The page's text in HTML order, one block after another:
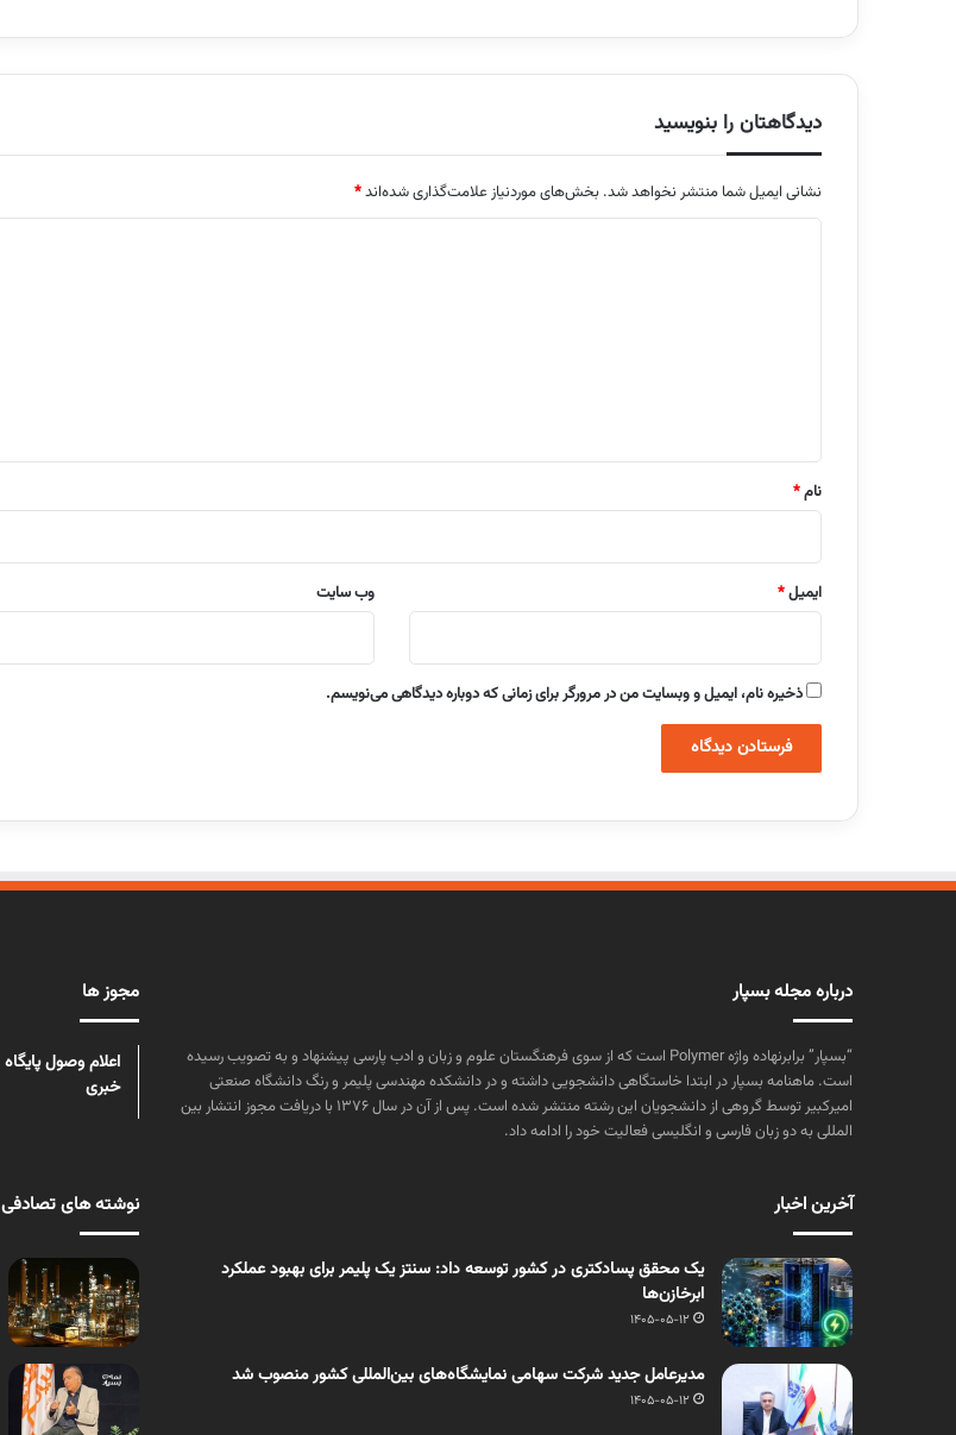
دیدگاهتان را بنویسید
نشانی ایمیل شما منتشر نخواهد شد. بخش‌های موردنیاز علامت‌گذاری شده‌اند*
نام*
ایمیل* وب‌ سایت
ذخیره نام، ایمیل و وبسایت من در مرورگر برای زمانی که دوباره دیدگاهی می‌نویسم.
درباره مجله بسپار
“بسپار” برابرنهاده واژه Polymer است که از سوی فرهنگستان علوم و زبان و ادب پارسی پیشنهاد و به تصویب رسیده
است. ماهنامه بسپار در ابتدا خاستگاهی دانشجویی داشته و در دانشکده مهندسی پلیمر و رنگ دانشگاه صنعتی
امیرکبیر توسط گروهی از دانشجویان این رشته منتشر شده است. پس از آن در سال ۱۳۷۶ با دریافت مجوز انتشار بین
المللی به دو زبان فارسی و انگلیسی فعالیت خود را ادامه داد.
مجوز ها
اعلام وصول پایگاه
خبری
آخرین اخبار
یک محقق پسادکتری در کشور توسعه داد: سنتز یک پلیمر برای بهبود عملکرد
ابرخازن‌ها
1405-05-12
مدیرعامل جدید شرکت سهامی نمایشگاه‌های بین‌المللی کشور منصوب شد
1405-05-12
نوشته های تصادفی